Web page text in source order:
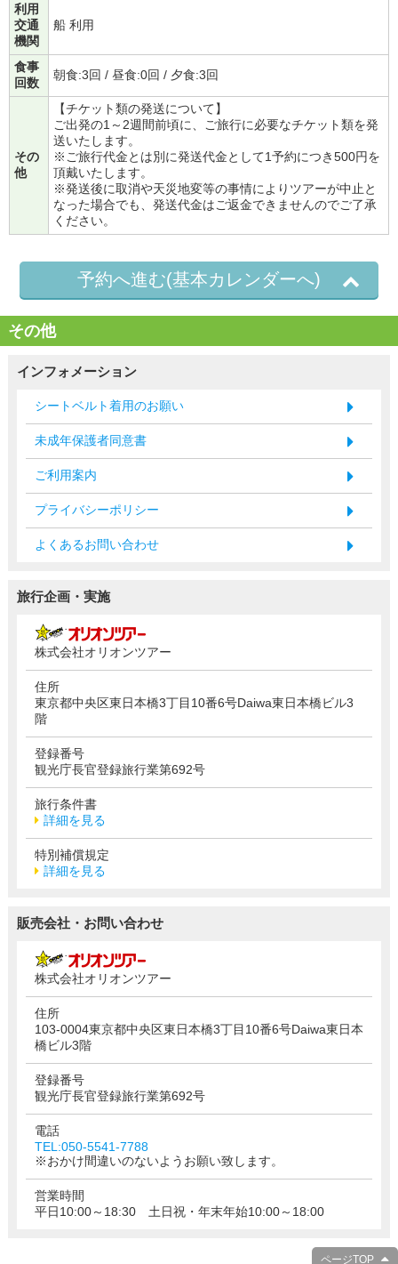
利用
交通
機関
船 利用
食事
回数
朝食:3回 / 昼食:0回 / 夕食:3回
その
他
【チケット類の発送について】
ご出発の1～2週間前頃に、ご旅行に必要なチケット類を発
送いたします。
※ご旅行代金とは別に発送代金として1予約につき500円を
頂戴いたします。
※発送後に取消や天災地変等の事情によりツアーが中止と
なった場合でも、発送代金はご返金できませんのでご了承
ください。
予約へ進む(基本カレンダーへ)
その他
インフォメーション
シートベルト着用のお願い
未成年保護者同意書
ご利用案内
プライバシーポリシー
よくあるお問い合わせ
旅行企画・実施
株式会社オリオンツアー
住所
東京都中央区東日本橋3丁目10番6号Daiwa東日本橋ビル3
階
登録番号
観光庁長官登録旅行業第692号
旅行条件書
詳細を見る
特別補償規定
詳細を見る
販売会社・お問い合わせ
株式会社オリオンツアー
住所
103-0004東京都中央区東日本橋3丁目10番6号Daiwa東日本
橋ビル3階
登録番号
観光庁長官登録旅行業第692号
電話
TEL:050-5541-7788
※おかけ間違いのないようお願い致します。
営業時間
平日10:00～18:30 土日祝・年末年始10:00～18:00
ページTOP